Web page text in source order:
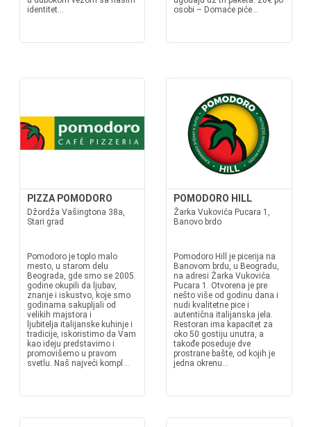
identitet...
osobi – Domaće piće...
PIZZA POMODORO
Džordža Vašingtona 38a,
Stari grad
Pomodoro je toplo malo
mesto, u starom delu
Beograda, gde smo se 2005.
godine okupili da ljubav,
znanje i iskustvo, koje smo
godinama sakupljali od
velikih majstora i
ljubitelja italijanske kuhinje i
tradicije, iskoristimo da Vam
kao ideju predstavimo i
promovišemo u pravom
svetlu. Naš najveći kompl...
POMODORO HILL
Žarka Vukovića Pucara 1,
Banovo brdo
Pomodoro Hill je picerija na
Banovom brdu, u Beogradu,
na adresi Žarka Vukovića
Pucara 1. Otvorena je pre
nešto više od godinu dana i
nudi kvalitetne pice i
autentična italijanska jela.
Restoran ima kapacitet za
oko 50 gostiju unutra, a
takođe poseduje dve
prostrane bašte, od kojih je
jedna okrenu...